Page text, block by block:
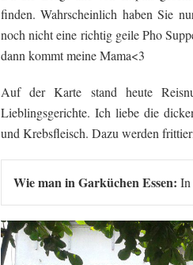
finden. Wahrscheinlich haben Sie
noch nicht eine richtig geile Pho
dann kommt meine Mama<3
Auf der Karte stand heute
Lieblingsgerichte. Ich liebe die
und Krebsfleisch. Dazu werden
Wie man in Garküchen Essen: In